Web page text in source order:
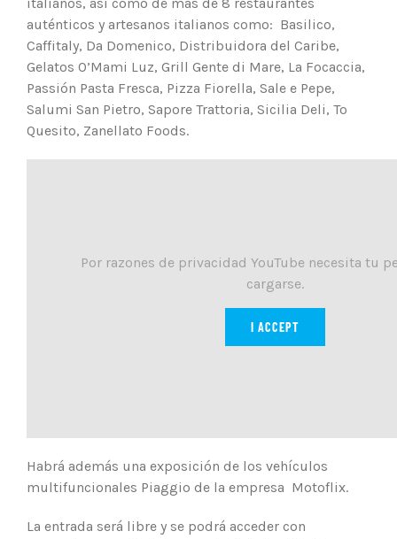
italianos, así como de más de 8 restaurantes
auténticos y artesanos italianos como: Basilico,
Caffitaly, Da Domenico, Distribuidora del Caribe,
Gelatos O’Mami Luz, Grill Gente di Mare, La Focaccia,
Passión Pasta Fresca, Pizza Fiorella, Sale e Pepe,
Salumi San Pietro, Sapore Trattoria, Sicilia Deli, To
Quesito, Zanellato Foods.
Por razones de privacidad YouTube necesita tu
cargarse.
I ACCEPT
Habrá además una exposición de los vehículos
multifuncionales Piaggio de la empresa Motoflix.
La entrada será libre y se podrá acceder con